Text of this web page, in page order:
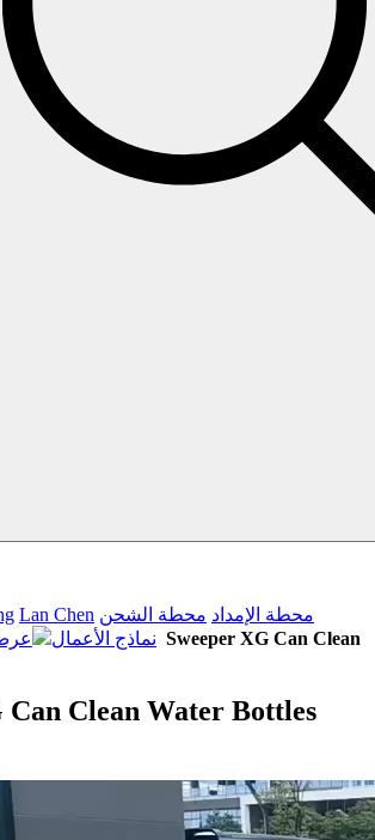
Lan Chen محطة الإمداد محطة الشحن
نماذج الأعمال Sweeper XG Can Clean
Can Clean Water Bottles